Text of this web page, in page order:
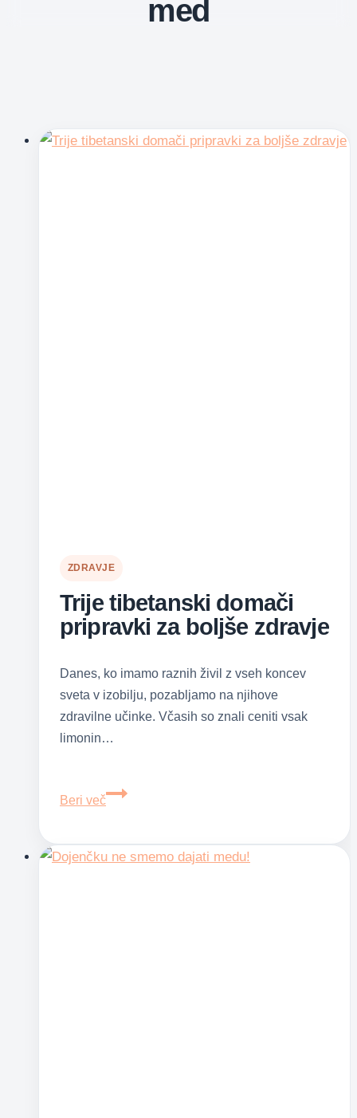
med
ZDRAVJE
Trije tibetanski domači
pripravki za boljše zdravje
Danes, ko imamo raznih živil z vseh koncev
sveta v izobilju, pozabljamo na njihove
zdravilne učinke. Včasih so znali ceniti vsak
limonin…
Beri več
Trije
pripravki